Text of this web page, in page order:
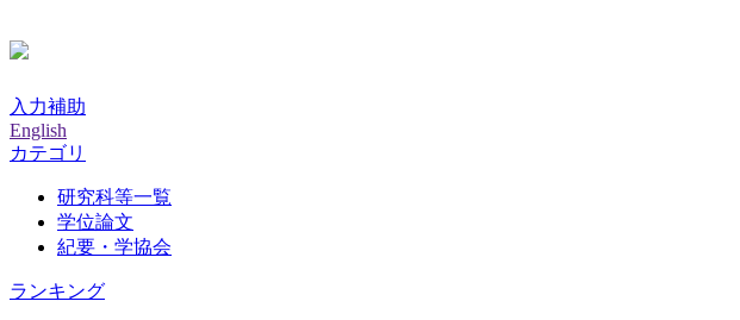
入力補助
English
カテゴリ
研究科等一覧
学位論文
紀要・学協会
ランキング